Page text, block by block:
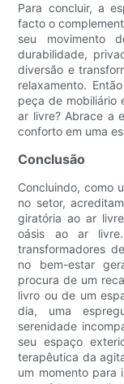
Para concluir, a
facto o
seu movimento
durabilidade,
diversão e
relaxamento.
peça de mobiliário
ar livre? Abrace a
conforto em uma
Conclusão
Concluindo, como
no setor,
giratória ao ar
oásis ao ar
transformadores
no bem-estar
procura de um
livro ou de um
dia, uma
serenidade
seu espaço
terapêutica da
um momento para